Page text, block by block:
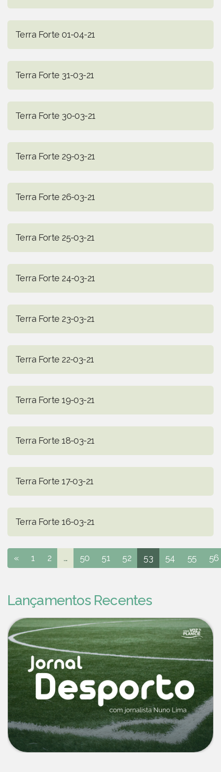
Terra Forte 01-04-21
Terra Forte 31-03-21
Terra Forte 30-03-21
Terra Forte 29-03-21
Terra Forte 26-03-21
Terra Forte 25-03-21
Terra Forte 24-03-21
Terra Forte 23-03-21
Terra Forte 22-03-21
Terra Forte 19-03-21
Terra Forte 18-03-21
Terra Forte 17-03-21
Terra Forte 16-03-21
« 1 2 ... 50 51 52 53 54 55 56
Lançamentos Recentes